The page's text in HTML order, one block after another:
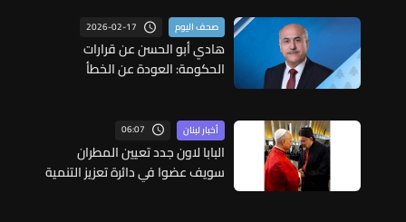
صحف اليوم 2026-02-17
هادي أبو الحسن عن قرارات
الحكومة: العودة عن الخطأ
أخبار لبنان 06:07
البابا لاون جدد تعيين المطران
سويف عضوا في دائرة تعزيز التنمية